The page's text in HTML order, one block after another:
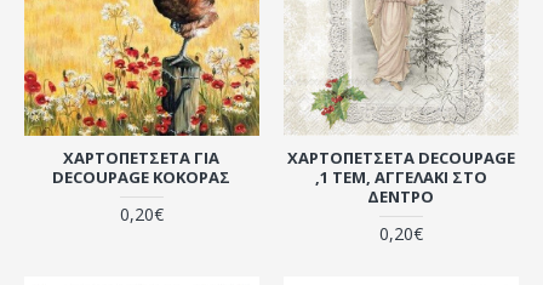
ΧΑΡΤΟΠΕΤΣΈΤΑ ΓΙΑ
DECOUPAGE ΚΌΚΟΡΑΣ
0,20€
ΧΑΡΤΟΠΕΤΣΈΤΑ DECOUPAGE
,1 ΤΕΜ, ΑΓΓΕΛΆΚΙ ΣΤΟ
ΔΈΝΤΡΟ
0,20€